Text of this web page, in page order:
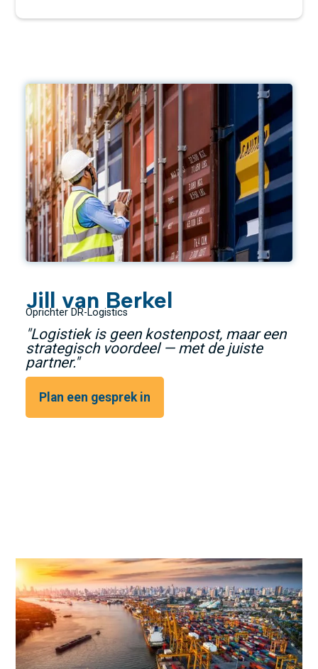
Jill van Berkel
Oprichter DR-Logistics
"Logistiek is geen kostenpost, maar een
strategisch voordeel — met de juiste
partner."
Plan een gesprek in